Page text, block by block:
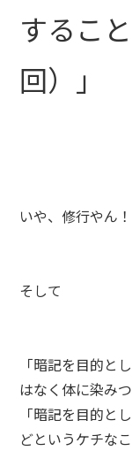
するこ
回）」
いや、修行やん！
そして
「暗記を目的と
はなく体に染み
「暗記を目的と
どというケチな